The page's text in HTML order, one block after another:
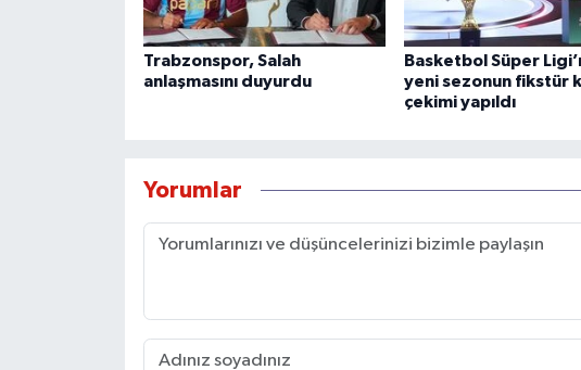
Trabzonspor, Salah
anlaşmasını duyurdu
Basketbol Süper
yeni sezonun fikstür
çekimi yapıldı
Yorumlar